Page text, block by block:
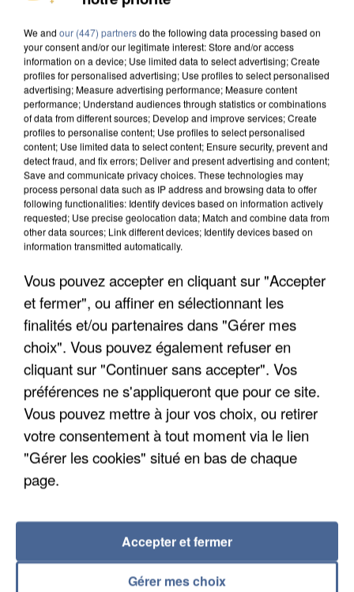
LES DONNÉES DE 300 000 CLIENTS DÉROBÉES À
INTERMARCHÉ APRÈS UNE...
We and our (447) partnersdo the following data processing based on
your consent and/or our legitimate interest: Store and/or access
information on a device; Use limited data to select advertising; Create
profiles for personalised advertising; Use profiles to select personalised
advertising; Measure advertising performance; Measure content
performance; Understand audiences through statistics or combinations
of data from different sources; Develop and improve services; Create
profiles to personalise content; Use profiles to select personalised
content; Use limited data to select content; Ensure security, prevent and
detect fraud, and fix errors; Deliver and present advertising and content;
Save and communicate privacy choices. These technologies may
process personal data such as IP address and browsing data to offer
following functionalities: Identify devices based on information actively
requested; Use precise geolocation data; Match and combine data from
other data sources; Link different devices; Identify devices based on
information transmitted automatically.
Vous pouvez accepter en cliquant sur "Accepter
et fermer", ou affiner en sélectionnant les
finalités et/ou partenaires dans "Gérer mes
choix". Vous pouvez également refuser en
cliquant sur "Continuer sans accepter". Vos
préférences ne s'appliqueront que pour ce site.
Vous pouvez mettre à jour vos choix, ou retirer
votre consentement à tout moment via le lien
"Gérer les cookies" situé en bas de chaque
page.
Gérer mes choix
Accepter et fermer